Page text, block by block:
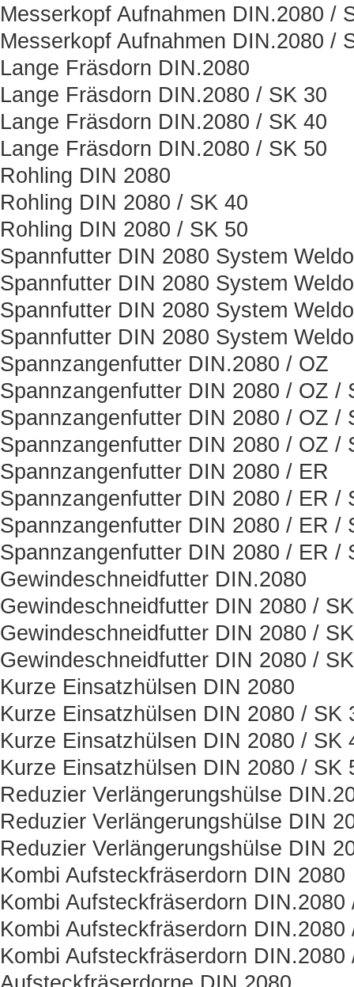
Messerkopf Aufnahmen DIN.2080 /
Messerkopf Aufnahmen DIN.2080 /
Lange Fräsdorn DIN.2080
Lange Fräsdorn DIN.2080 / SK 30
Lange Fräsdorn DIN.2080 / SK 40
Lange Fräsdorn DIN.2080 / SK 50
Rohling DIN 2080
Rohling DIN 2080 / SK 40
Rohling DIN 2080 / SK 50
Spannfutter DIN 2080 System
Spannfutter DIN 2080 System
Spannfutter DIN 2080 System
Spannfutter DIN 2080 System
Spannzangenfutter DIN.2080 / OZ
Spannzangenfutter DIN 2080 / OZ /
Spannzangenfutter DIN 2080 / OZ /
Spannzangenfutter DIN 2080 / OZ /
Spannzangenfutter DIN 2080 / ER
Spannzangenfutter DIN 2080 / ER /
Spannzangenfutter DIN 2080 / ER /
Spannzangenfutter DIN 2080 / ER /
Gewindeschneidfutter DIN.2080
Gewindeschneidfutter DIN 2080 /
Gewindeschneidfutter DIN 2080 /
Gewindeschneidfutter DIN 2080 /
Kurze Einsatzhülsen DIN 2080
Kurze Einsatzhülsen DIN 2080 / SK
Kurze Einsatzhülsen DIN 2080 / SK
Kurze Einsatzhülsen DIN 2080 / SK
Reduzier Verlängerungshülse
Reduzier Verlängerungshülse DIN
Reduzier Verlängerungshülse DIN
Kombi Aufsteckfräserdorn DIN 2080
Kombi Aufsteckfräserdorn DIN.2080
Kombi Aufsteckfräserdorn DIN.2080
Kombi Aufsteckfräserdorn DIN.2080